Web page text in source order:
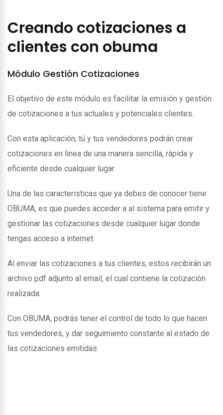
Creando cotizaciones a
clientes con obuma
Módulo Gestión Cotizaciones
El objetivo de este módulo es facilitar la emisión y gestión
de cotizaciones a tus actuales y potenciales clientes.
Con esta aplicación, tú y tus vendedores podrán crear
cotizaciones en linea de una manera sencilla, rápida y
eficiente desde cualquier lugar.
Una de las caracteristicas que ya debes de conocer tiene
OBUMA, es que puedes acceder a al sistema para emitir y
gestionar las cotizaciones desde cualquier lugar donde
tengas acceso a internet.
Al enviar las cotizaciones a tus clientes, estos recibirán un
archivo pdf adjunto al email, el cual contiene la cotización
realizada.
Con OBUMA, podrás tener el control de todo lo que hacen
tus vendedores, y dar seguimiento constante al estado de
las cotizaciones emitidas.